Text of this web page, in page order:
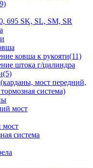
695 SK, SL, SM, SR
ковша к рукояти(11)
штока г/цилиндра
мост передний,
система)
мост
мост
система